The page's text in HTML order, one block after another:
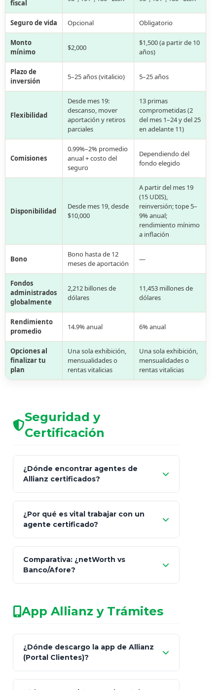
fiscal
Seguro de vida Opcional Obligatorio
Monto
mínimo
$2,000
$1,500 (a partir de 10
años)
Plazo de
inversión
5–25 años (vitalicio) 5–25 años
Flexibilidad
Desde mes 19:
descanso, mover
aportación y retiros
parciales
13 primas
comprometidas (2
del mes 1–24 y del 25
en adelante 11)
Comisiones
0.99%–2% promedio
anual + costo del
seguro
Dependiendo del
fondo elegido
Disponibilidad
Desde mes 19, desde
$10,000
A partir del mes 19
(15 UDIS),
reinversión; tope 5–
9% anual;
rendimiento mínimo
a inflación
Bono
Bono hasta de 12
meses de aportación
—
Fondos
administrados
globalmente
2,212 billones de
dólares
11,453 millones de
dólares
Rendimiento
promedio
14.9% anual 6% anual
Opciones al
finalizar tu
plan
Una sola exhibición,
mensualidades o
rentas vitalicias
Una sola exhibición,
mensualidades o
rentas vitalicias
Seguridad y
Certificación
¿Dónde encontrar agentes de
Allianz certificados?
Seguros y Fianzas (CNSF)
netWorth
patrimonio con asesores informales en
redes sociales.
¿Por qué es vital trabajar con un
agente certificado?
consultor técnico
legalmente facultado
Comparativa: ¿netWorth vs
Banco/Afore?
Característica netWorth (Certificado)
Fiscalidad Estrategia Art. 151 / 93
App Allianz y Trámites
¿Dónde descargo la app de Allianz
(Portal Clientes)?